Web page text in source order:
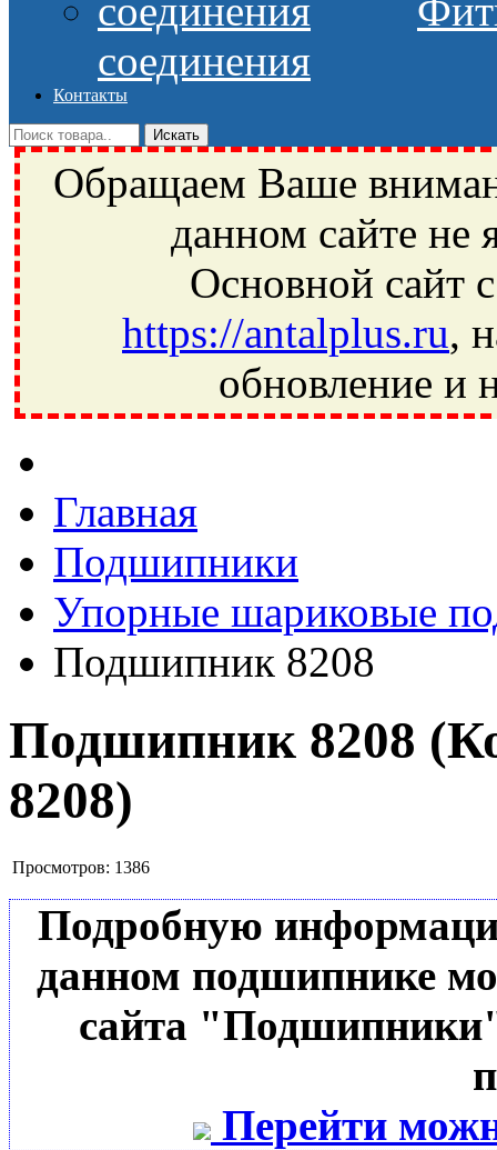
соединения
Контакты
Обращаем Ваше
данном сайте не
Основной сайт
https://antalplus.ru,
обновление и
Ивантеевка, подшипники, пневматика, метизы, техника,
Главная
Подшипники
Упорные шариковые
Подшипник 8208
Подшипник 8208
8208)
Просмотров: 1386
Подробную
данном подшипнике
сайта
Перейти